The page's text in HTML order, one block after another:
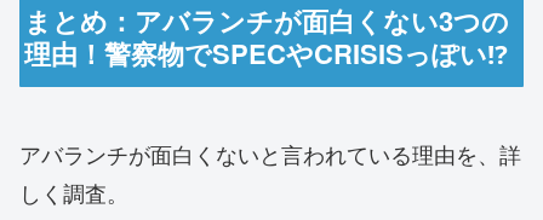
まとめ：アバランチが面白くない3つの
理由！警察物でSPECやCRISISっぽい⁉
アバランチが面白くないと言われている理由を、詳
しく調査。